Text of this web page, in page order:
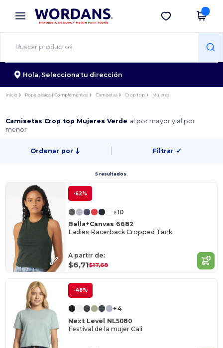
× App de Wordans
¡Mejores precios en app!
Descargar app
Hola, Selecciona tu dirección
Inicio Ropa básica | Complementos Camisetas Crop top Mujeres
Camisetas Crop top Mujeres Verde al por mayor y al por
menor
Ordenar por Filtrar ✓
5 resultados.
-62%
+10
Bella+Canvas 6682
Ladies Racerback Cropped Tank
A partir de:
$6,71$17,68
-48%
+4
Next Level NL5080
Festival de la mujer Cali